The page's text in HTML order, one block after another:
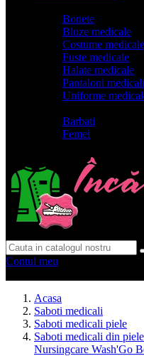
Bonete
Bluze medicale
Costume medicale
Fuste medicale
Halate medicale
Pantaloni medicali
Uniforme
Barbati
Femei
Contul meu
Acasa
Saboti medicali
Saboti medicali piele
Saboti medicali din
Nursingcare Wash'Go